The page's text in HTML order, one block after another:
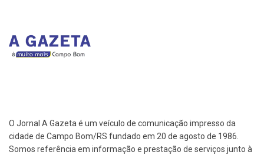
O Jornal A Gazeta é um veículo de comunicação impresso da
cidade de Campo Bom/RS fundado em 20 de agosto de 1986.
Somos referência em informação e prestação de serviços junto à